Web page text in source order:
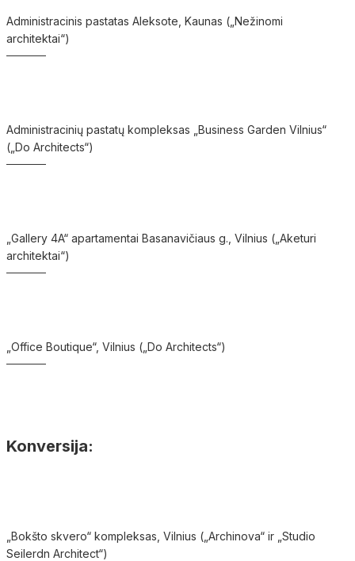
Administracinis pastatas Aleksote, Kaunas („Nežinomi
architektai“)
Administracinių pastatų kompleksas „Business Garden Vilnius“
(„Do Architects“)
„Gallery 4A“ apartamentai Basanavičiaus g., Vilnius („Aketuri
architektai“)
„Office Boutique“, Vilnius („Do Architects“)
Konversija:
„Bokšto skvero“ kompleksas, Vilnius („Archinova“ ir „Studio
Seilerdn Architect“)